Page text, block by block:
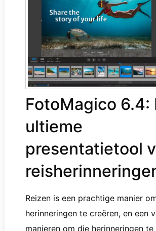
FotoMagico 6.4:
ultieme
presentatietool
Reizen is een prachtige manier
herinneringen te creëren, en een
manieren om die herinneringen te